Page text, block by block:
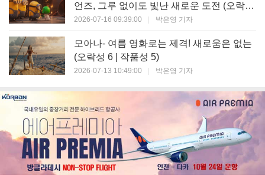
언즈, 그루 없이도 빛난 새로운 도전 (오락성
7 | 작품성 6)
2026-07-16 09:39:00 박은영 기자
모아나- 여름 영화로는 제격! 새로움은 없는
(오락성 6 | 작품성 5)
2026-07-13 10:49:00 박은영 기자